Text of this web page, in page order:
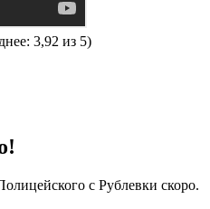
3,92 из 5)
с Рублевки скоро.